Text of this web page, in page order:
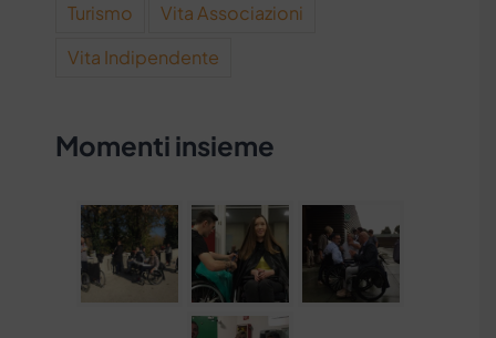
Turismo
Vita Associazioni
Vita Indipendente
Momenti insieme